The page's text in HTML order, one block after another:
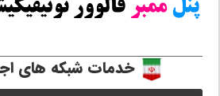
خدمات شبکه های